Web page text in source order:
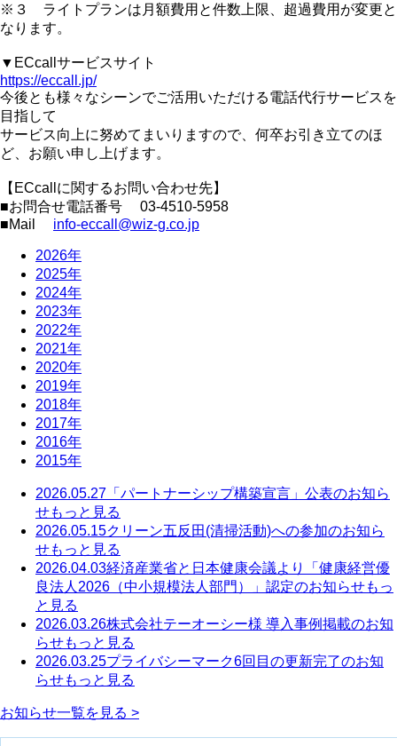
※３ ライトプランは月額費用と件数上限、超過費用が変更と
なります。
▼ECcallサービスサイト
https://eccall.jp/
今後とも様々なシーンでご活用いただける電話代行サービスを
目指して
サービス向上に努めてまいりますので、何卒お引き立てのほ
ど、お願い申し上げます。
【ECcallに関するお問い合わせ先】
■お問合せ電話番号 03-4510-5958
■Mail info-eccall@wiz-g.co.jp
2026年
2025年
2024年
2023年
2022年
2021年
2020年
2019年
2018年
2017年
2016年
2015年
2026.05.27 「パートナーシップ構築宣言」公表のお知ら
せもっと見る
2026.05.15クリーン五反田(清掃活動)への参加のお知ら
せもっと見る
2026.04.03経済産業省と日本健康会議より「健康経営優
良法人2026（中小規模法人部門）」認定のお知らせもっ
と見る
2026.03.26株式会社テーオーシー様 導入事例掲載のお知
らせもっと見る
2026.03.25プライバシーマーク6回目の更新完了のお知
らせもっと見る
お知らせ一覧を見る >